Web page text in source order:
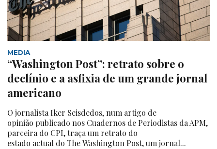
MEDIA
“Washington Post”: retrato sobre o
declínio e a asfixia de um grande jornal
americano
O jornalista Iker Seisdedos, num artigo de
opinião publicado nos Cuadernos de Periodistas da APM,
parceira do CPI, traça um retrato do
estado actual do The Washington Post, um jornal...